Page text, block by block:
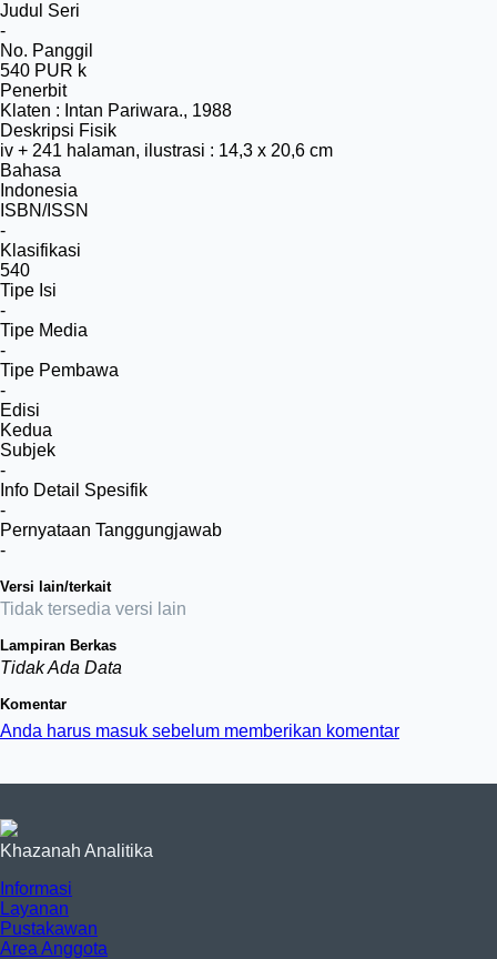
Judul Seri
-
No. Panggil
540 PUR k
Penerbit
Klaten : Intan Pariwara., 1988
Deskripsi Fisik
iv + 241 halaman, ilustrasi : 14,3 x 20,6 cm
Bahasa
Indonesia
ISBN/ISSN
-
Klasifikasi
540
Tipe Isi
-
Tipe Media
-
Tipe Pembawa
-
Edisi
Kedua
Subjek
-
Info Detail Spesifik
-
Pernyataan Tanggungjawab
-
Versi lain/terkait
Tidak tersedia versi lain
Lampiran Berkas
Tidak Ada Data
Komentar
Anda harus masuk sebelum memberikan komentar
Khazanah Analitika
Informasi
Layanan
Pustakawan
Area Anggota